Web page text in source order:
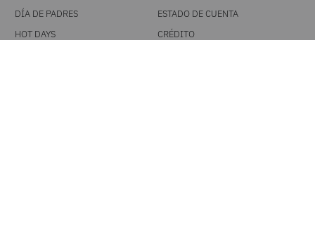
DÍA DE PADRES
HOT DAYS
ESTADO DE CUENTA
CRÉDITO